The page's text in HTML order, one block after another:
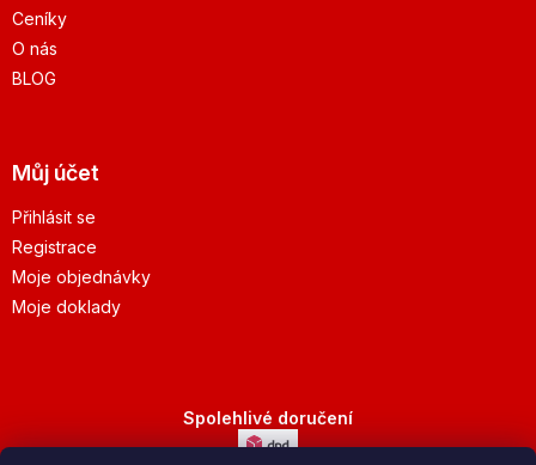
Ceníky
O nás
BLOG
Můj účet
Přihlásit se
Registrace
Moje objednávky
Moje doklady
Spolehlivé doručení